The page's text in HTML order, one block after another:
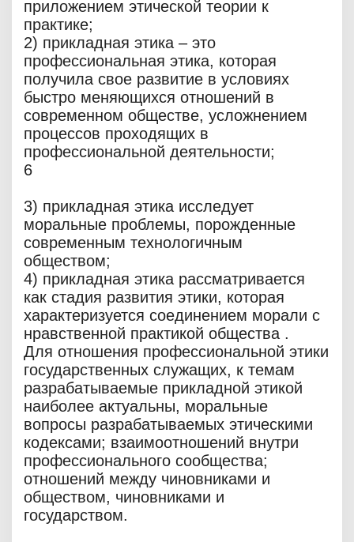
приложением этической теории к
практике;
2) прикладная этика – это
профессиональная этика, которая
получила свое развитие в условиях
быстро меняющихся отношений в
современном обществе, усложнением
процессов проходящих в
профессиональной деятельности;
6
3) прикладная этика исследует
моральные проблемы, порожденные
современным технологичным
обществом;
4) прикладная этика рассматривается
как стадия развития этики, которая
характеризуется соединением морали с
нравственной практикой общества .
Для отношения профессиональной этики
государственных служащих, к темам
разрабатываемые прикладной этикой
наиболее актуальны, моральные
вопросы разрабатываемых этическими
кодексами; взаимоотношений внутри
профессионального сообщества;
отношений между чиновниками и
обществом, чиновниками и
государством.